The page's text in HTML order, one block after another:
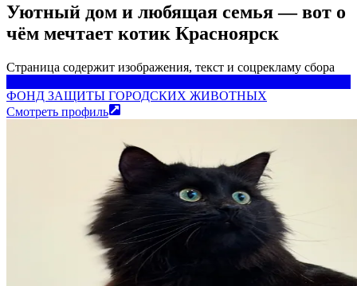
Уютный дом и любящая семья — вот о
чём мечтает котик Красноярск
Страница содержит изображения, текст и соцрекламу сбора
ФОНД ЗАЩИТЫ ГОРОДСКИХ ЖИВОТНЫХ
Смотреть профиль